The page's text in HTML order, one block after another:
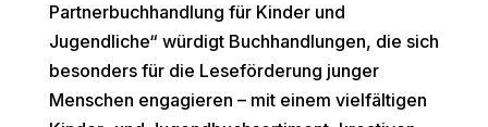
Partnerbuchhandlung für Kinder und
Jugendliche“ würdigt Buchhandlungen, die sich
besonders für die Leseförderung junger
Menschen engagieren – mit einem vielfältigen